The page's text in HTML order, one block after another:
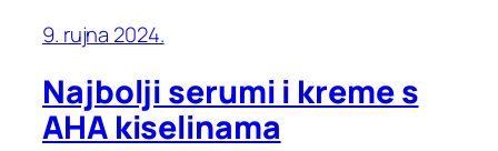
9. rujna 2024.
Najbolji serumi i kreme s
AHA kiselinama